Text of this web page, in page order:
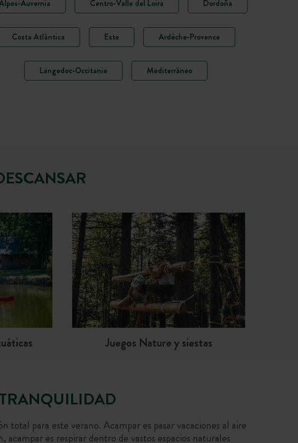
Auvernia Centro-Valle del Loira Dordoña
Costa Atlántica Este Ardèche-Provence
Langedoc-Occitanie Mediterráneo
Juegos Nature y siestas
total para este verano. Acampar es pasar vacaciones al aire
es respirar dentro de vastos espacios naturales